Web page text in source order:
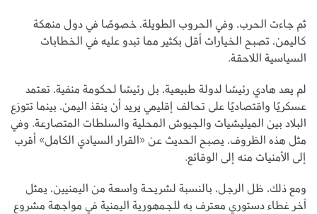
ثم جاءت الحرب، وفي الحروب الطويلة، خصوصًا في دول منهكة
كاليمن، تصبح الخيارات أقل بكثير مما تبدو عليه في الخطابات
السياسية اللاحقة.
لم يعد هادي رئيسًا لدولة طبيعية، بل رئيسًا لحكومة منفية، تعتمد
عسكريًا واقتصاديًا على تحالف إقليمي يريد أن ينقذ اليمن، بينما تتوزع
البلاد بين الميليشيات والجيوش المحلية والسلطات المتصارعة. وفي
مثل هذه الظروف، يصبح الحديث عن «القرار السيادي الكامل» أقرب
إلى الأمنيات منه إلى الوقائع.
ومع ذلك، ظل الرجل، بالنسبة لشريحة واسعة من اليمنيين، يمثل
آخر غطاء دستوري معترف به للجمهورية اليمنية في مواجهة مشروع